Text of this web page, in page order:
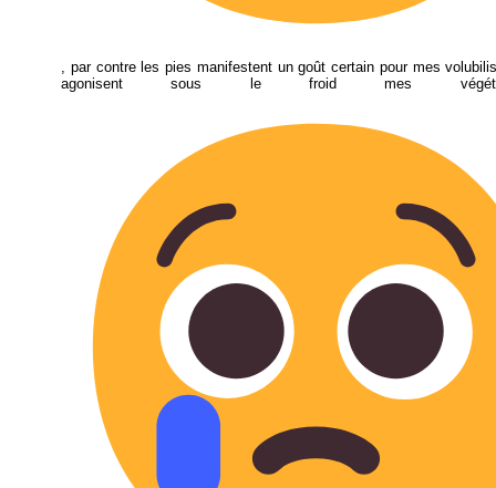
, par contre les pies manifestent un goût certain pour mes
agonisent sous le froid mes